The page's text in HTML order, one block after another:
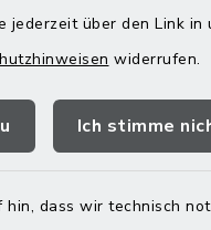
jederzeit über den Link in
widerrufen.
Ich stimme
dass wir technisch